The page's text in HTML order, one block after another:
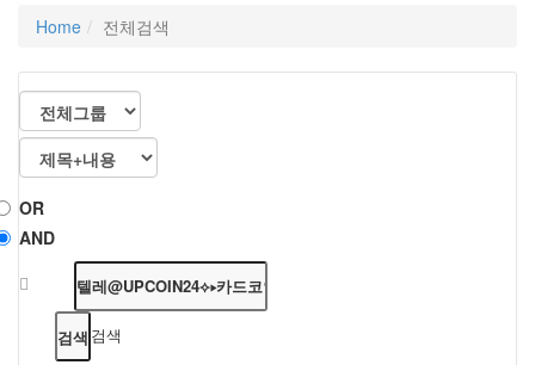
Home 전체검색
OR
AND
검색